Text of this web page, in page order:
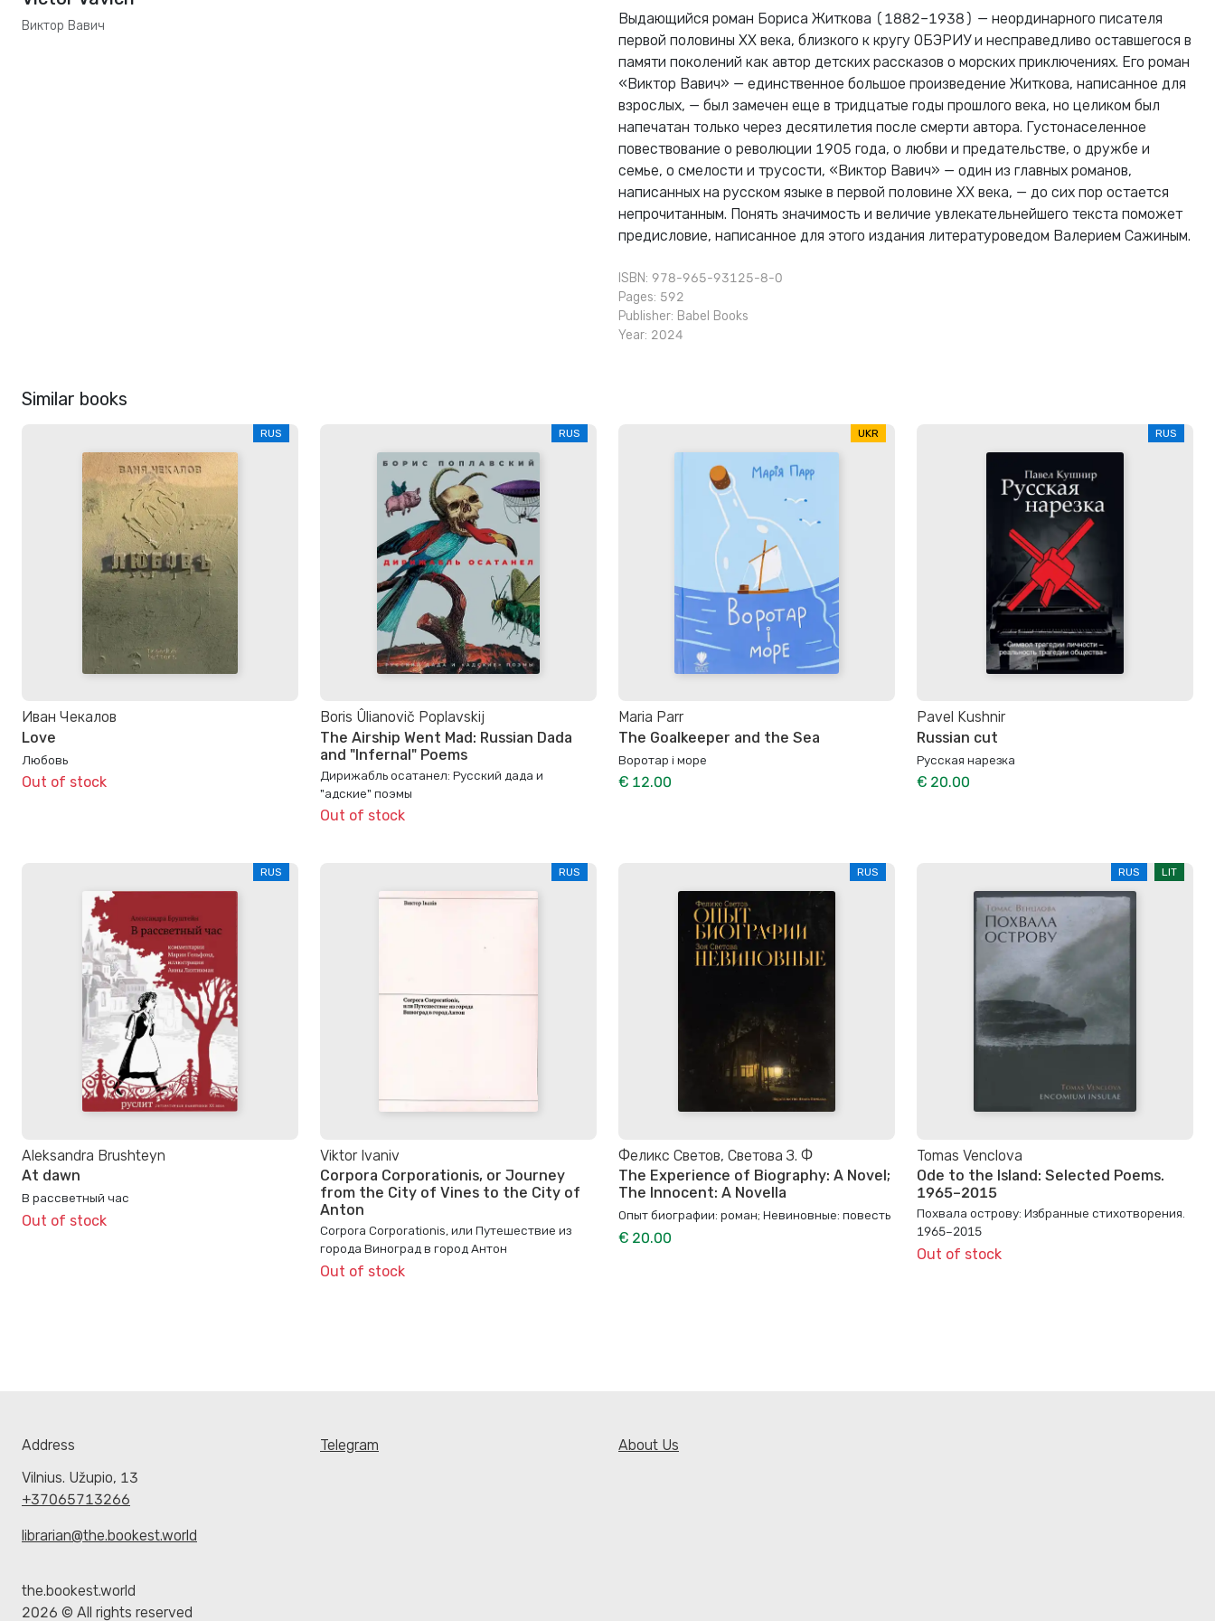
Виктор Вавич
Выдающийся роман Бориса Житкова (1882–1938) — неординарного писателя
первой половины XX века, близкого к кругу ОБЭРИУ и несправедливо оставшегося в
памяти поколений как автор детских рассказов о морскиx приключенияx. Его роман
«Виктор Вавич» — единственное большое произведение Житкова, написанное для
взрослыx, — был замечен еще в тридцатые годы прошлого века, но целиком был
напечатан только через десятилетия после смерти автора. Густонаселенное
повествование о революции 1905 года, о любви и предательстве, о дружбе и
семье, о смелости и трусости, «Виктор Вавич» — один из главныx романов,
написанныx на русском языке в первой половине XX века, — до сиx пор остается
непрочитанным. Понять значимость и величие увлекательнейшего текста поможет
предисловие, написанное для этого издания литературоведом Валерием Сажиным.
ISBN: 978-965-93125-8-0
Pages: 592
Publisher: Babel Books
Year: 2024
Similar books
RUS
Иван Чекалов
Love
Любовь
Out of stock
RUS
Boris Ûlianovič Poplavskij
The Airship Went Mad: Russian Dada
and "Infernal" Poems
Дирижабль осатанел: Русский дада и
"адские" поэмы
Out of stock
UKR
Maria Parr
The Goalkeeper and the Sea
Воротар і море
€ 12.00
RUS
Pavel Kushnir
Russian cut
Русская нарезка
€ 20.00
RUS
Aleksandra Brushteyn
At dawn
В рассветный час
Out of stock
RUS
Viktor Ivaniv
Corpora Corporationis, or Journey
from the City of Vines to the City of
Anton
Corpora Corporationis, или Путешествие из
города Виноград в город Антон
Out of stock
RUS
Феликс Светов, Светова З. Ф
The Experience of Biography: A Novel;
The Innocent: A Novella
Опыт биографии: роман; Невиновные: повесть
€ 20.00
RUS LIT
Tomas Venclova
Ode to the Island: Selected Poems.
1965–2015
Похвала острову: Избранные стихотворения.
1965–2015
Out of stock
Address
Vilnius. Užupio, 13
+37065713266
librarian@the.bookest.world
Telegram About Us
the.bookest.world
2026 © All rights reserved